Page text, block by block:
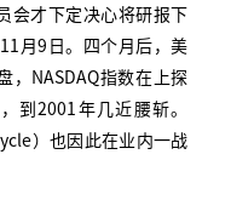
会才下定决心将研报下
月9日。四个月后，美
，NASDAQ指数在上探
到2001年几近腰斩。
）也因此在业内一战